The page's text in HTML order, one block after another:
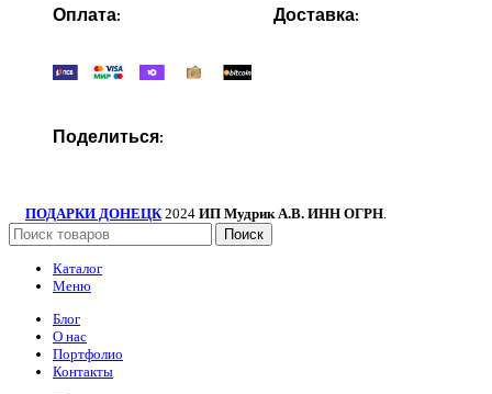
Оплата: Доставка:
Поделиться:
ПОДАРКИ ДОНЕЦК 2024 ИП Мудрик А.В. ИНН ОГРН.
Поиск
Каталог
Меню
Блог
О нас
Портфолио
Контакты